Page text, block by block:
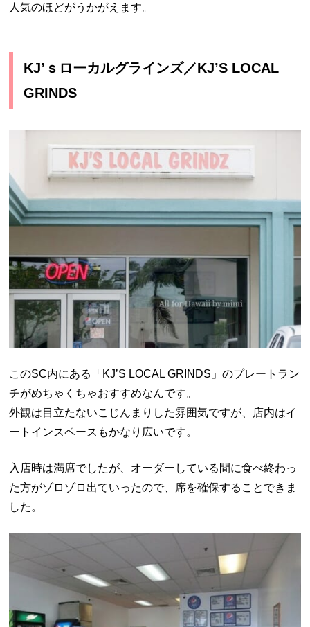
人気のほどがうかがえます。
KJ’ｓローカルグラインズ／KJ’S LOCAL
GRINDS
このSC内にある「KJ’S LOCAL GRINDS」のプレートラン
チがめちゃくちゃおすすめなんです。
外観は目立たないこじんまりした雰囲気ですが、店内はイ
ートインスペースもかなり広いです。
入店時は満席でしたが、オーダーしている間に食べ終わっ
た方がゾロゾロ出ていったので、席を確保することできま
した。